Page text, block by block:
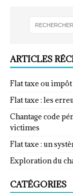
ARTICLES
Flat taxe ou
Flat taxe : les
Chantage code
victimes
Flat taxe : un
Exploration du
CATÉGORIES